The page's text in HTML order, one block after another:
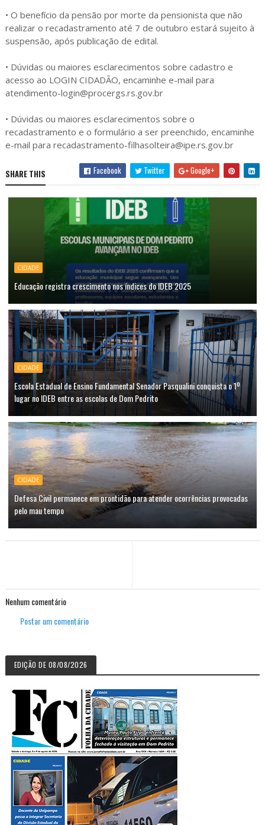
• O benefício da pensão por morte da pensionista que não
realizar o recadastramento até 7 de outubro estará sujeito à
suspensão, após publicação de edital.
• Dúvidas ou maiores esclarecimentos sobre cadastro e
acesso ao LOGIN CIDADÃO, encaminhe e-mail para
atendimento-login@procergs.rs.gov.br
• Dúvidas ou maiores esclarecimentos sobre o
recadastramento e o formulário a ser preenchido, encaminhe
e-mail para recadastramento-filhasolteira@ipe.rs.gov.br
SHARE THIS Facebook Twitter Google+
CIDADE
Educação registra crescimento nos índices do IDEB 2025
CIDADE
Escola Estadual de Ensino Fundamental Senador Pasqualini conquista o 1º
lugar no IDEB entre as escolas de Dom Pedrito
CIDADE
Defesa Civil permanece em prontidão para atender ocorrências provocadas
pelo mau tempo
Nenhum comentário
Postar um comentário
EDIÇÃO DE 08/08/2026